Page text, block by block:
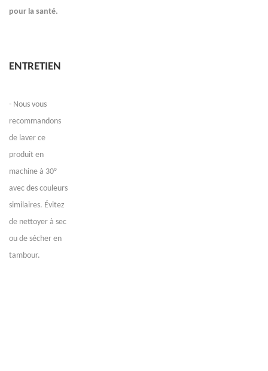
pour la santé.
ENTRETIEN
- Nous vous
recommandons
de laver ce
produit en
machine à 30°
avec des couleurs
similaires. Évitez
de nettoyer à sec
ou de sécher en
tambour.